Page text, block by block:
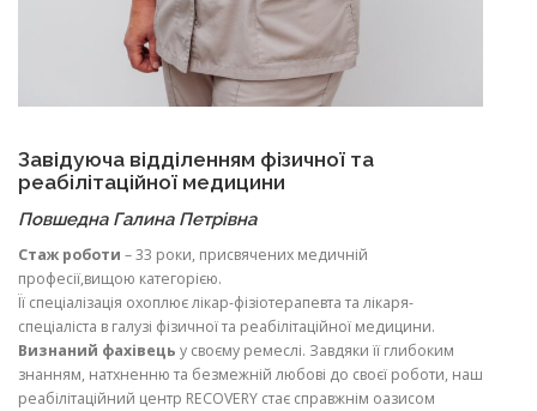
Завідуюча відділенням фізичної та
реабілітаційної медицини
Повшедна Галина Петрівна
Стаж роботи – 33 роки, присвячених медичній
професії,вищою категорією.
Її спеціалізація охоплює лікар-фізіотерапевта та лікаря-
спеціаліста в галузі фізичної та реабілітаційної медицини.
Визнаний фахівець у своєму ремеслі. Завдяки її глибоким
знанням, натхненню та безмежній любові до своєї роботи, наш
реабілітаційний центр RECOVERY стає справжнім оазисом